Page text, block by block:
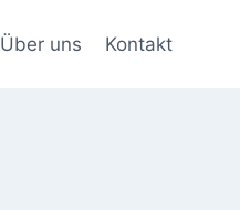
Über uns Kontakt